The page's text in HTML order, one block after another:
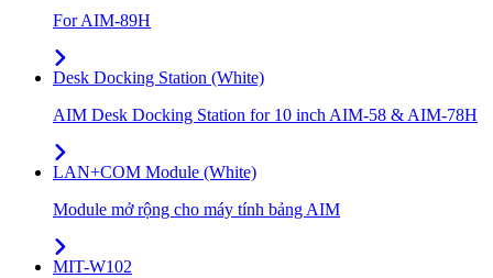
For AIM-89H
Desk Docking Station (White)
AIM Desk Docking Station for 10 inch AIM-58 & AIM-78H
LAN+COM Module (White)
Module mở rộng cho máy tính bảng AIM
MIT-W102